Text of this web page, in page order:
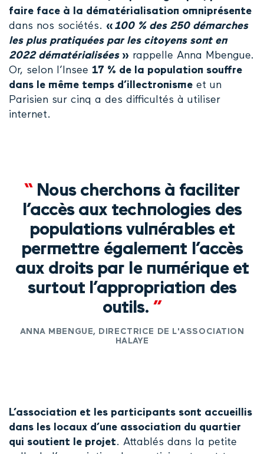
faire face à la dématérialisation omniprésente
dans nos sociétés. « 100 % des 250 démarches
les plus pratiquées par les citoyens sont en
2022 dématérialisées » rappelle Anna Mbengue.
Or, selon l’Insee 17 % de la population souffre
dans le même temps d’illectronisme et un
Parisien sur cinq a des difficultés à utiliser
internet.
“Nous cherchons à faciliter
l’accès aux technologies des
populations vulnérables et
permettre également l’accès
aux droits par le numérique et
surtout l’appropriation des
outils.”
ANNA MBENGUE, DIRECTRICE DE L'ASSOCIATION
HALAYE
L’association et les participants sont accueillis
dans les locaux d’une association du quartier
qui soutient le projet. Attablés dans la petite